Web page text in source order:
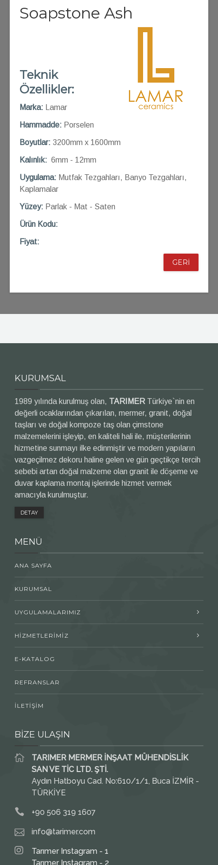
Soapstone Ash
Teknik
Özellikler:
Marka: Lamar
Hammadde: Porselen
Boyutlar: 3200mm x 1600mm
Kalınlık: 6mm - 12mm
Uygulama: Mutfak Tezgahları, Banyo Tezgahları,
Kaplamalar
Yüzey: Parlak - Mat - Saten
Ürün Kodu:
Fiyat:
GERİ
KURUMSAL
1989 yılında kurulmuş olan, TARIMER Türkiye`nin en
değerli ocaklarından çıkarılan, mermer, granit, doğal
taşları ve doğal kompoze taş olan çimstone
malzemelerini işleyip, en kaliteli hali ile, müşterilerinin
hizmetine sunmayı ilke edinmiştir ve modern yapıların
vazgeçilmez dekoru haline gelen ve gün geçtikçe tercih
sebebi artan doğal malzeme olan granit ile döşeme ve
duvar kaplama montaj işlerinde hizmet vermek
amacıyla kurulmuştur.
DETAY
MENÜ
ANA SAYFA
KURUMSAL
UYGULAMALARIMIZ
HİZMETLERİMİZ
E-KATALOG
REFRANSLAR
İLETİŞİM
BİZE ULAŞIN
TARIMER MERMER İNŞAAT MÜHENDİSLİK
SAN VE TİC LTD. ŞTİ.
Aydın Hatboyu Cad. No:610/1/1, Buca İZMİR -
TÜRKİYE
+90 506 319 1607
info@tarimer.com
Tarımer Instagram - 1
Tarımer Instagram - 2